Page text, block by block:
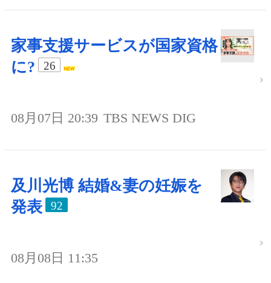
家事支援サービスが国家資格
に?
26
08月07日 20:39 TBS NEWS DIG
及川光博 結婚&妻の妊娠を
発表
92
08月08日 11:35